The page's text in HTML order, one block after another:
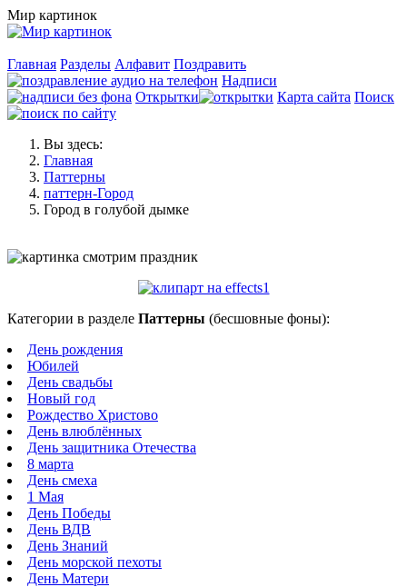
Мир картинок
Главная Разделы Алфавит Поздравить
Надписи
Открытки
Карта сайта Поиск
Вы здесь:
Главная
Паттерны
паттерн-Город
Город в голубой дымке
Категории в разделе Паттерны (бесшовные фоны):
День рождения
Юбилей
День свадьбы
Новый год
Рождество Христово
День влюблённых
День защитника Отечества
8 марта
День смеха
1 Мая
День Победы
День ВДВ
День Знаний
День морской пехоты
День Матери